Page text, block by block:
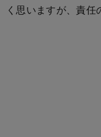
く思いますが、責任